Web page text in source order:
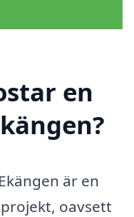
en
är en
oavsett